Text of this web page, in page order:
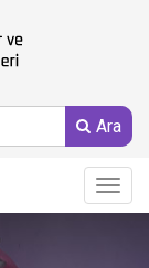
Ara
Main
Menu